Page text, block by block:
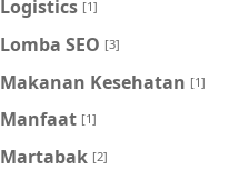
Logistics [1]
Lomba SEO [3]
Makanan Kesehatan [1]
Manfaat [1]
Martabak [2]